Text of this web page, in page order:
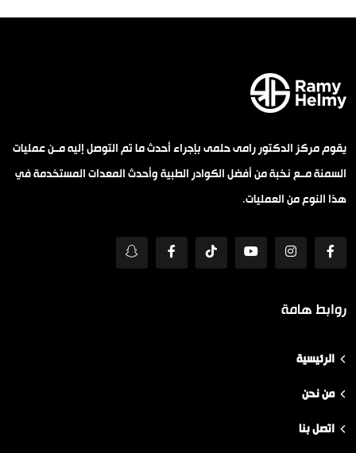
يقوم مركز الدكتور رامى حلمى بإجراء أحدث ما تم التوصل إليه مــن عمليات
السمنة مــع نخبة من أفضل الكوادر الطبية وأحدث المعدات المستخدمة في
هذا النوع من العمليات.
روابط هامة
الرئيسية
من نحن
اتصل بنا